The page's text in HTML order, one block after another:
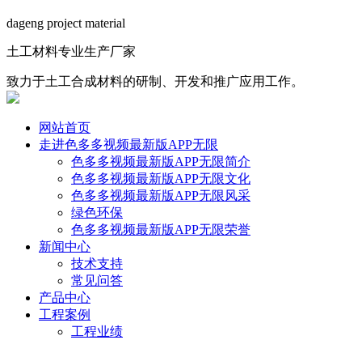
dageng project material
土工材料专业生产厂家
致力于土工合成材料的研制、开发和推广应用工作。
网站首页
走进色多多视频最新版APP无限
色多多视频最新版APP无限简介
色多多视频最新版APP无限文化
色多多视频最新版APP无限风采
绿色环保
色多多视频最新版APP无限荣誉
新闻中心
技术支持
常见问答
产品中心
工程案例
工程业绩